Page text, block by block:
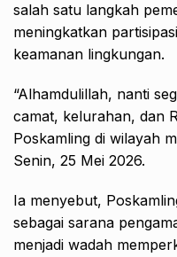
salah satu langkah
meningkatkan
keamanan lingkungan.
“Alhamdulillah, nanti
camat, kelurahan, dan
Poskamling di wilayah
Senin, 25 Mei 2026.
Ia menyebut,
sebagai sarana
menjadi wadah